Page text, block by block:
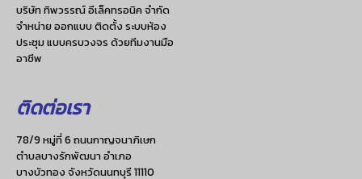
บริษัท ทิพวรรณ์ อีเล็คทรอนิค จำกัด
จำหน่าย ออกแบบ ติดตั้ง ระบบห้อง
ประชุม แบบครบวงจร ด้วยทีมงานมือ
อาชีพ
ติดต่อเรา
78/9 หมู่ที่ 6 ถนนกาญจนาภิเษก
ตำบลบางรักพัฒนา อำเภอ
บางบัวทอง จังหวัดนนทบุรี 11110